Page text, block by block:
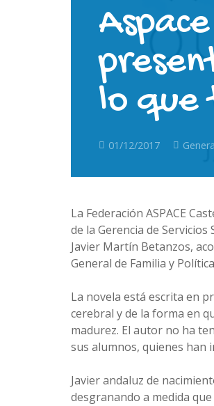
lo que
01/12/2017
La Federación ASPACE
de la Gerencia de Servicios
Javier Martín Betanzos,
General de Familia y
La novela está escrita en
cerebral y de la forma en
madurez. El autor no ha
sus alumnos, quienes han
Javier andaluz de
desgranando a medida